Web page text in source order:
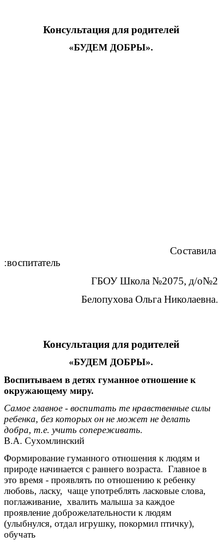
Консультация для родителей
«БУДЕМ ДОБРЫ».
Составила
:воспитатель
ГБОУ Школа №2075, д/о№2
Белопухова Ольга Николаевна.
Консультация для родителей
«БУДЕМ ДОБРЫ».
Воспитываем в детях гуманное отношение к
окружающему миру.
Самое главное - воспитать те нравственные силы
ребенка, без которых он не может не делать
добра, т.е. учить сопереживать.
В.А. Сухомлинский
Формирование гуманного отношения к людям и
природе начинается с раннего возраста. Главное в
это время - проявлять по отношению к ребенку
любовь, ласку, чаще употреблять ласковые слова,
поглаживание, хвалить малыша за каждое
проявление доброжелательности к людям
(улыбнулся, отдал игрушку, покормил птичку),
обучать